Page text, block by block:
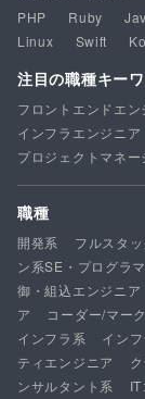
PHP Ruby
Linux
Swift
注目の職種キー
フロントエンドエン
インフラエンジニア
プロジェクトマネー
職種
開発系 フルスタ
ン系SE・プログラマ
御・組込エンジニア
ア
コーダー/マー
インフラ系
イン
ティエンジニア
ンサルタント系